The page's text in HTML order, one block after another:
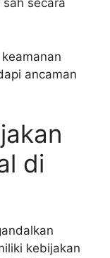
secara
ancaman
di
kebijakan